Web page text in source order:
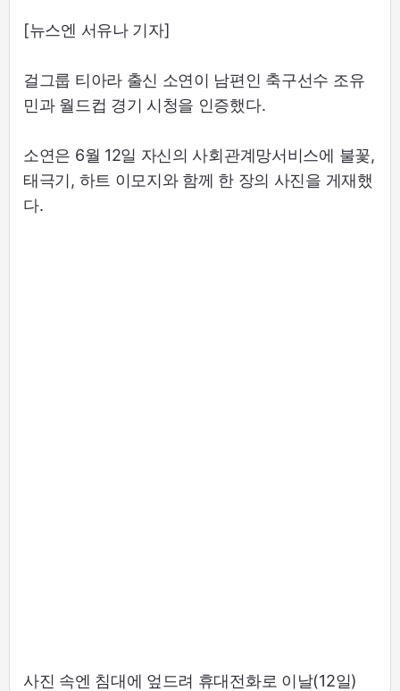
[뉴스엔 서유나 기자]
걸그룹 티아라 출신 소연이 남편인 축구선수 조유
민과 월드컵 경기 시청을 인증했다.
소연은 6월 12일 자신의 사회관계망서비스에 불꽃,
태극기, 하트 이모지와 함께 한 장의 사진을 게재했
다.
사진 속엔 침대에 엎드려 휴대전화로 이날(12일)